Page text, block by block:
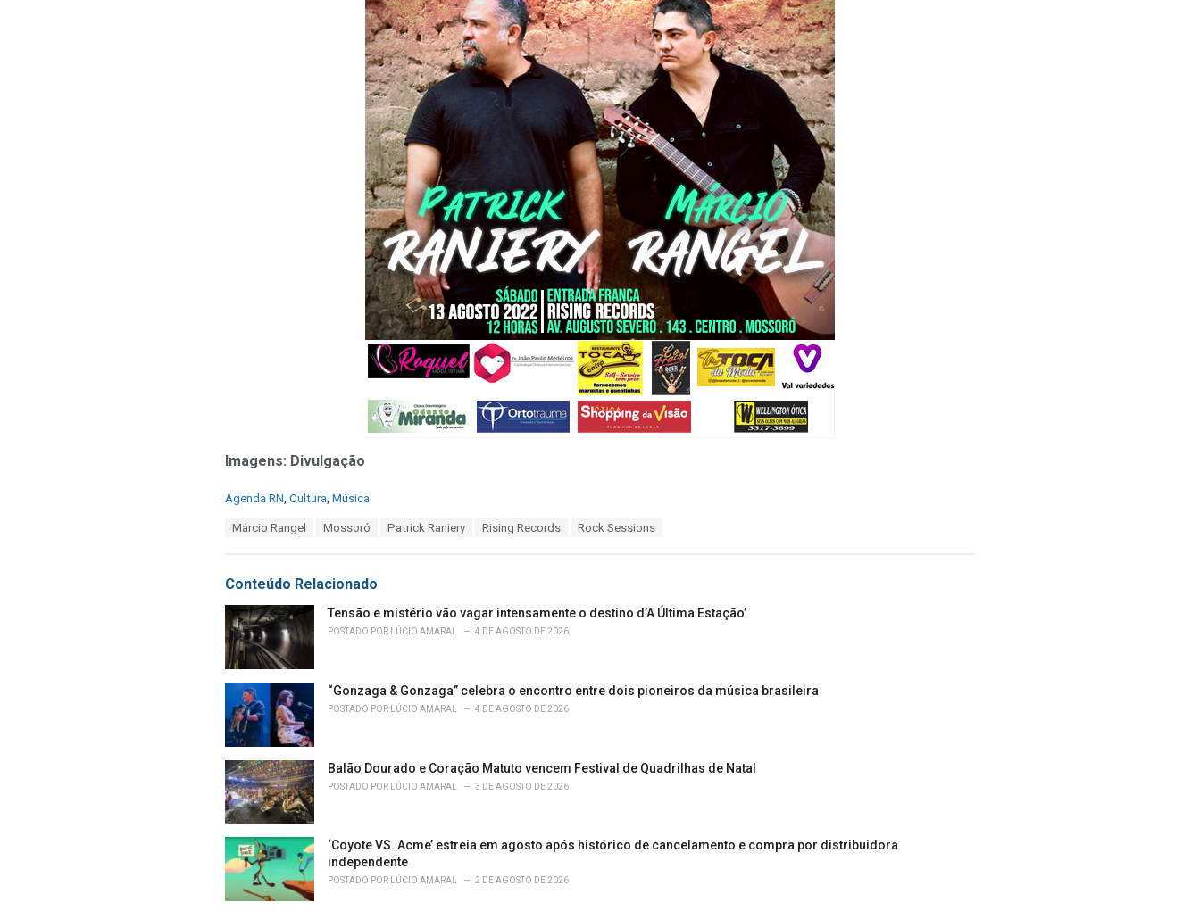
Imagens: Divulgação
C
o
r
i
s
:
Agenda RN Cultura Música
:
Márcio Rangel Mossoró Patrick Raniery Rising Records Rock Sessions
Conteúdo Relacionado
Tensão e mistério vão vagar intensamente o destino d’A Última Estação’
POSTADO POR LÚCIO AMARAL 4 DE AGOSTO DE 2026
“Gonzaga & Gonzaga” celebra o encontro entre dois pioneiros da música brasileira
POSTADO POR LÚCIO AMARAL 4 DE AGOSTO DE 2026
Balão Dourado e Coração Matuto vencem Festival de Quadrilhas de Natal
POSTADO POR LÚCIO AMARAL 3 DE AGOSTO DE 2026
‘Coyote VS. Acme’ estreia em agosto após histórico de cancelamento e compra por distribuidora
independente
POSTADO POR LÚCIO AMARAL 2 DE AGOSTO DE 2026